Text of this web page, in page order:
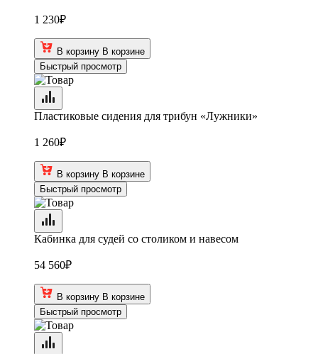
1 230₽
В корзину В корзине
Быстрый просмотр
Пластиковые сидения для трибун «Лужники»
1 260₽
В корзину В корзине
Быстрый просмотр
Кабинка для судей со столиком и навесом
54 560₽
В корзину В корзине
Быстрый просмотр